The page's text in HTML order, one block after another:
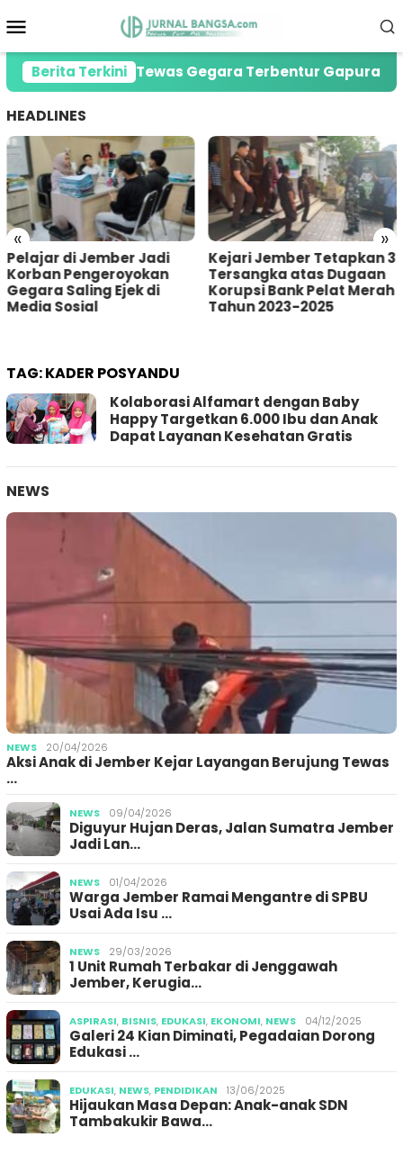
ke
Mobile
Berita Terkini
di Jember Tewas Gegara Terbentur Gapura Desa
HEADLINES
« »
Jadi
di
Kejari Jember Tetapkan 3
Tersangka atas Dugaan
Korupsi Bank Pelat Merah
Tahun 2023-2025
Pria Asal
Tertangkap
Sumberbaru
saat akan
TAG:KADER POSYANDU
Kolaborasi Alfamart dengan Baby
Happy Targetkan 6.000 Ibu dan Anak
Dapat Layanan Kesehatan Gratis
NEWS
NEWS 20/04/2026
Aksi Anak di Jember Kejar Layangan Berujung Tewas
…
NEWS 09/04/2026
Diguyur Hujan Deras, Jalan Sumatra Jember
Jadi Lan…
NEWS 01/04/2026
Warga Jember Ramai Mengantre di SPBU
Usai Ada Isu …
NEWS 29/03/2026
1 Unit Rumah Terbakar di Jenggawah
Jember, Kerugia…
ASPIRASI, BISNIS, EDUKASI, EKONOMI, NEWS 04/12/2025
Galeri 24 Kian Diminati, Pegadaian Dorong
Edukasi …
EDUKASI, NEWS, PENDIDIKAN 13/06/2025
Hijaukan Masa Depan: Anak-anak SDN
Tambakukir Bawa…